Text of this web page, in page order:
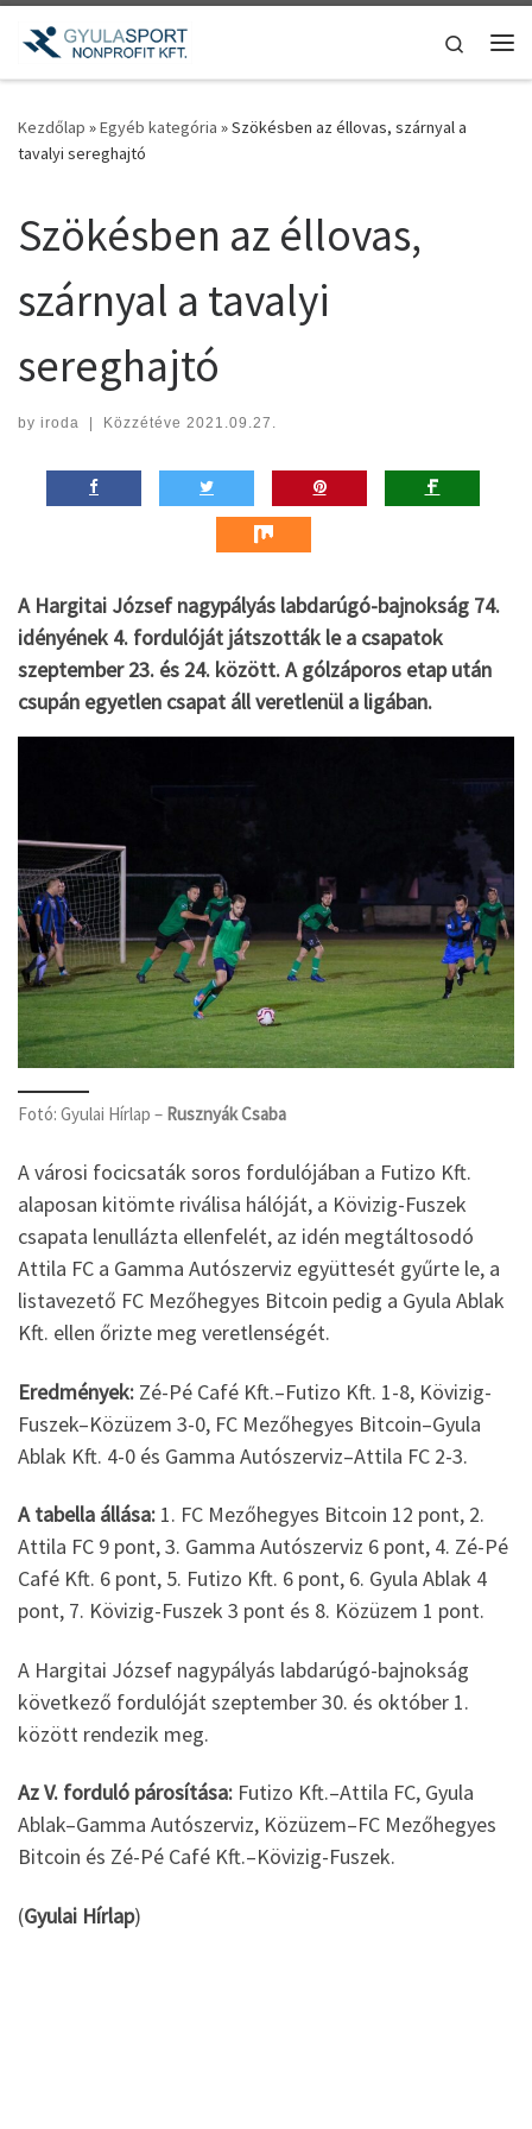
Teljes tartalom megjelenítése
Search
Kezdőlap »Egyéb kategória »Szökésben az éllovas, szárnyal a
tavalyi sereghajtó
Szökésben az éllovas,
szárnyal a tavalyi
sereghajtó
by iroda | Közzétéve 2021.09.27.
A Hargitai József nagypályás labdarúgó-bajnokság 74.
idényének 4. fordulóját játszották le a csapatok
szeptember 23. és 24. között. A gólzáporos etap után
csupán egyetlen csapat áll veretlenül a ligában.
Fotó: Gyulai Hírlap – Rusznyák Csaba
A városi focicsaták soros fordulójában a Futizo Kft.
alaposan kitömte riválisa hálóját, a Kövizig-Fuszek
csapata lenullázta ellenfelét, az idén megtáltosodó
Attila FC a Gamma Autószerviz együttesét gyűrte le, a
listavezető FC Mezőhegyes Bitcoin pedig a Gyula Ablak
Kft. ellen őrizte meg veretlenségét.
Eredmények: Zé-Pé Café Kft.–Futizo Kft. 1-8, Kövizig-
Fuszek–Közüzem 3-0, FC Mezőhegyes Bitcoin–Gyula
Ablak Kft. 4-0 és Gamma Autószerviz–Attila FC 2-3.
A tabella állása: 1. FC Mezőhegyes Bitcoin 12 pont, 2.
Attila FC 9 pont, 3. Gamma Autószerviz 6 pont, 4. Zé-Pé
Café Kft. 6 pont, 5. Futizo Kft. 6 pont, 6. Gyula Ablak 4
pont, 7. Kövizig-Fuszek 3 pont és 8. Közüzem 1 pont.
A Hargitai József nagypályás labdarúgó-bajnokság
következő fordulóját szeptember 30. és október 1.
között rendezik meg.
Az V. forduló párosítása: Futizo Kft.–Attila FC, Gyula
Ablak–Gamma Autószerviz, Közüzem–FC Mezőhegyes
Bitcoin és Zé-Pé Café Kft.–Kövizig-Fuszek.
(Gyulai Hírlap)